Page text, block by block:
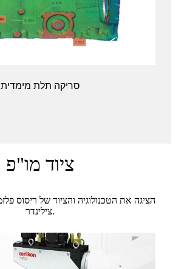
סריקה תלת מימדית
ציוד מו"פ
צילינדר.